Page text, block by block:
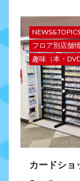
フロア別店舗
趣味（本・
カードショ